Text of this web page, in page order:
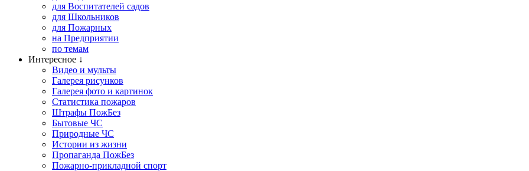
для Воспитателей садов
для Школьников
для Пожарных
на Предприятии
по темам
Интересное ↓
Видео и мульты
Галерея рисунков
Галерея фото и картинок
Статистика пожаров
Штрафы ПожБез
Бытовые ЧС
Природные ЧС
Истории из жизни
Пропаганда ПожБез
Пожарно-прикладной спорт